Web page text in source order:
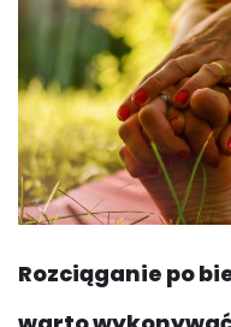
Rozciąganie po